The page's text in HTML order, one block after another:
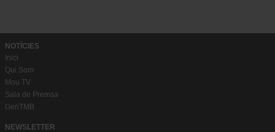
NOTÍCIES
Inici
Qui Som
Mou TV
Sala de Premsa
GenTMB
NEWSLETTER